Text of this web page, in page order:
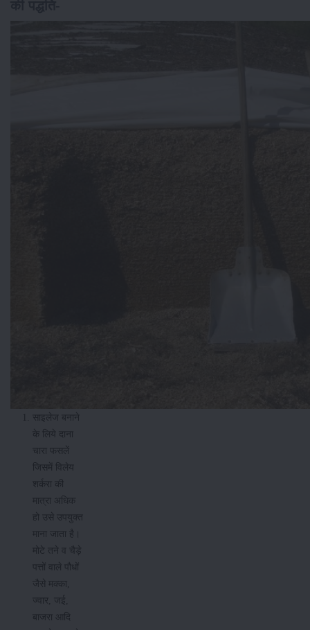
साइलेज बनाने
के लिये दाना
चारा फसलें
जिसमें विलेय
शर्करा की
मात्रा अधिक
हो उसे उपयुक्त
माना जाता है।
मोटे तने व चैड़े
पत्तों वाले पौधों
जैसे मक्का,
ज्वार, जई,
बाजरा आदि